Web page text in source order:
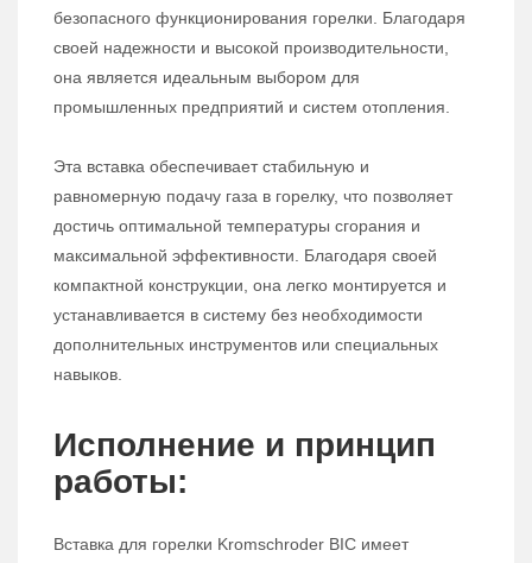
безопасного функционирования горелки. Благодаря
своей надежности и высокой производительности,
она является идеальным выбором для
промышленных предприятий и систем отопления.
Эта вставка обеспечивает стабильную и
равномерную подачу газа в горелку, что позволяет
достичь оптимальной температуры сгорания и
максимальной эффективности. Благодаря своей
компактной конструкции, она легко монтируется и
устанавливается в систему без необходимости
дополнительных инструментов или специальных
навыков.
Исполнение и принцип
работы:
Вставка для горелки Kromschroder BIC имеет